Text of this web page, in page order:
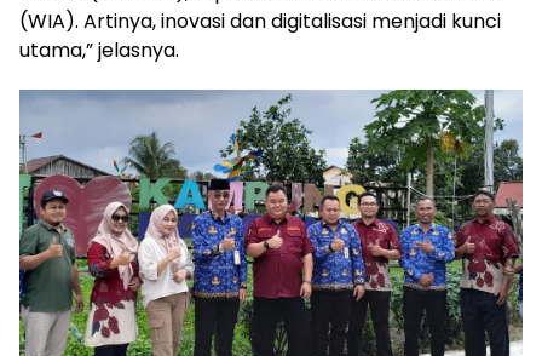
(WIA). Artinya, inovasi dan digitalisasi menjadi kunci
utama,” jelasnya.